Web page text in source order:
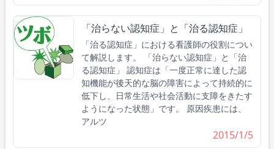
「治らない認知症」と「治る認知症」
「治る認知症」における看護師の役割につい
て解説します。 「治らない認知症」と「治
る認知症」 認知症は「一度正常に達した認
知機能が後天的な脳の障害によって持続的に
低下し、日常生活や社会活動に支障をきたす
ようになった状態」です。 原因疾患には、
アルツ
2015/1/5